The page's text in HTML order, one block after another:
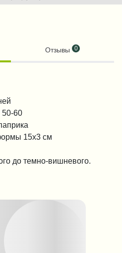
Отзывы 0
50-60
15х3 см
до темно-вишневого.